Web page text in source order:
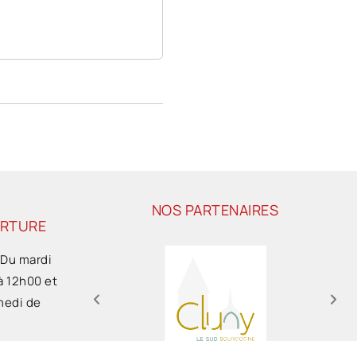
mardi
12h00 et
de
NOS PARTENAIRES